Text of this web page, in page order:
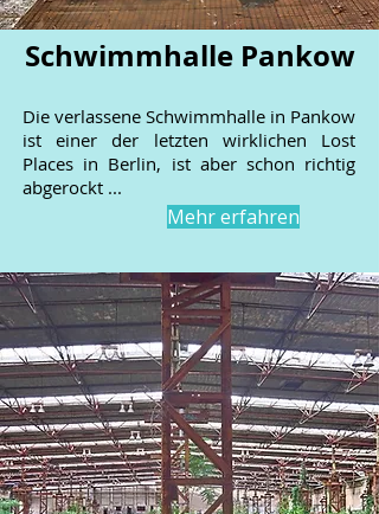
Schwimmhalle Pankow
Die verlassene Schwimmhalle in Pankow
ist einer der letzten wirklichen Lost
Places in Berlin, ist aber schon richtig
abgerockt ...
Mehr erfahren